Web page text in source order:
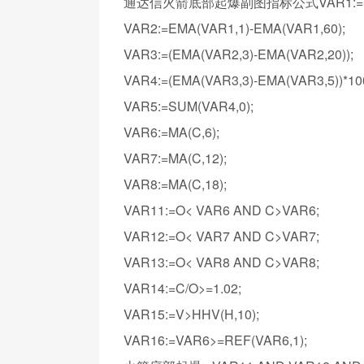
VAR2:=EMA(VAR1,1)-EMA(VAR1,60);
VAR3:=(EMA(VAR2,3)-EMA(VAR2,20));
VAR4:=(EMA(VAR3,3)-
VAR5:=SUM(VAR4,0);
VAR6:=MA(C,6);
VAR7:=MA(C,12);
VAR8:=MA(C,18);
VAR11:=O< VAR6 AND C>VAR6;
VAR12:=O< VAR7 AND C>VAR7;
VAR13:=O< VAR8 AND C>VAR8;
VAR14:=C/O>=1.02;
VAR15:=V>HHV(H,10);
VAR16:=VAR6>=REF(VAR6,1);